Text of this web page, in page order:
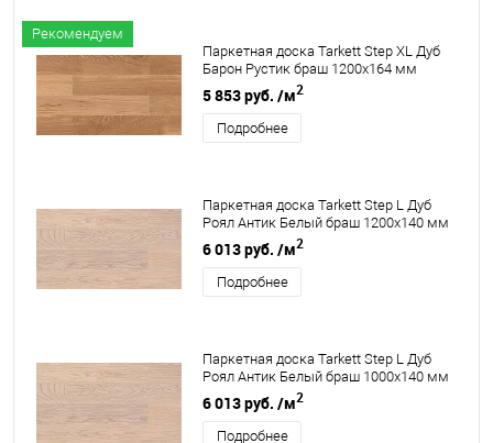
Рекомендуем
Паркетная доска Tarkett Step XL Дуб
Барон Рустик браш 1200х164 мм
5 853 руб. /м2
Подробнее
Паркетная доска Tarkett Step L Дуб
Роял Антик Белый браш 1200х140 мм
6 013 руб. /м2
Подробнее
Паркетная доска Tarkett Step L Дуб
Роял Антик Белый браш 1000х140 мм
6 013 руб. /м2
Подробнее